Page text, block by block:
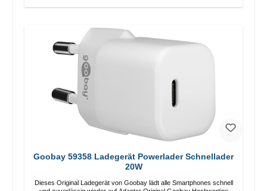
Goobay 59358 Ladegerät Powerlader Schnellader
20W
Dieses Original Ladegerät von Goobay lädt alle Smartphones schnell